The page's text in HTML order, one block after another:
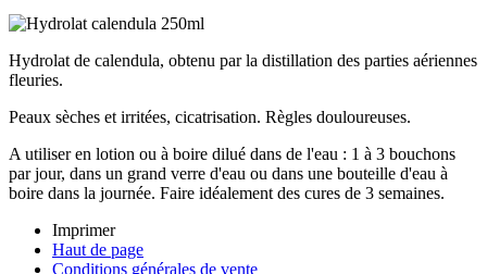
Hydrolat de calendula, obtenu par la distillation des parties aériennes
fleuries.
Peaux sèches et irritées, cicatrisation. Règles douloureuses.
A utiliser en lotion ou à boire dilué dans de l'eau : 1 à 3 bouchons
par jour, dans un grand verre d'eau ou dans une bouteille d'eau à
boire dans la journée. Faire idéalement des cures de 3 semaines.
Imprimer
Haut de page
Conditions générales de vente